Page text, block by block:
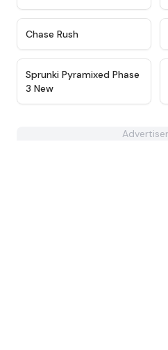
Chase Rush
★ 5
Sprunki Pyramixed Phase
3 New